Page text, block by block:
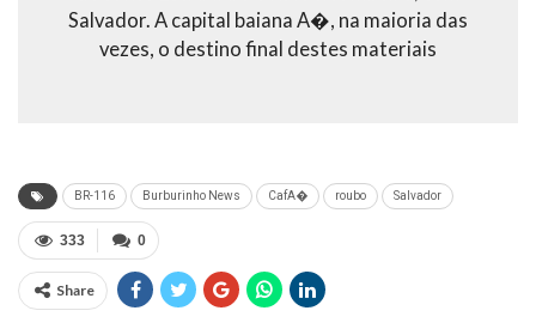
Salvador. A capital baiana A�, na maioria das
vezes, o destino final destes materiais
BR-116 Burburinho News CafA� roubo Salvador
0
333
Share